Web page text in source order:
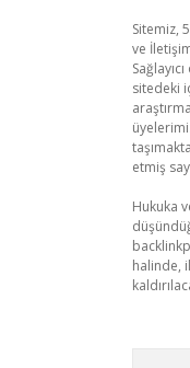
Sitemiz,
ve
sitedeki
etmiş
Hukuka
halinde,